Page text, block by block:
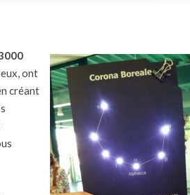
ont
créant